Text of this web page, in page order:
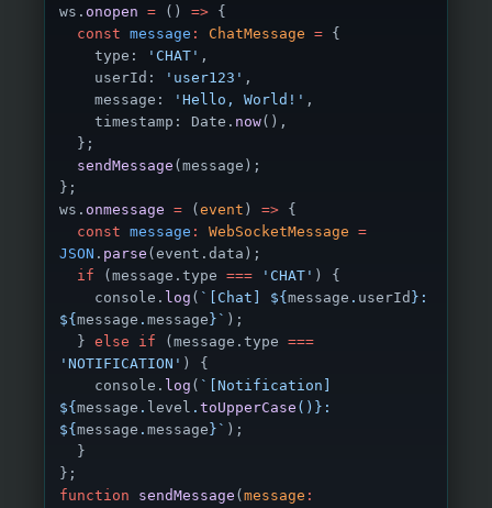
ws. onopen = () => {
  const
message : ChatMessage = {
    type:
'CHAT' ,
    userId:
'user123' ,
    message:
'Hello, World!' ,
    timestamp: Date.
now(),
  };
  sendMessage
(message);
};
ws. onmessage = (event ) => {
  const
message : WebSocketMessage =
JSON . parse (event.data);
  if
(message.type === 'CHAT' ) {
    console.
log ( `[Chat] ${message . userId }:
${message .message }` );
  }
else if (message.type ===
'NOTIFICATION' ) {
    console.
log ( `[Notification]
${message . level .toUpperCase () }:
${message .message }` );
  }
};
function sendMessage (message :